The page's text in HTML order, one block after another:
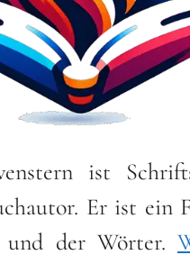
ist
Er ist ein
und der Wörter.